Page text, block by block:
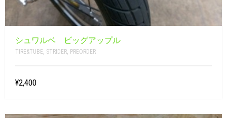
シュワルベ ビッグアップル
TIRE&TUBE, STRIDER, PREORDER
¥2,400